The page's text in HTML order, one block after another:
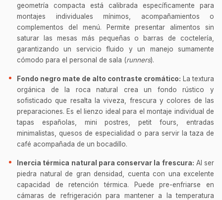
geometría compacta está calibrada específicamente para
montajes individuales mínimos, acompañamientos o
complementos del menú. Permite presentar alimentos sin
saturar las mesas más pequeñas o barras de coctelería,
garantizando un servicio fluido y un manejo sumamente
cómodo para el personal de sala (runners).
Fondo negro mate de alto contraste cromático: La textura
orgánica de la roca natural crea un fondo rústico y
sofisticado que resalta la viveza, frescura y colores de las
preparaciones. Es el lienzo ideal para el montaje individual de
tapas españolas, mini postres, petit fours, entradas
minimalistas, quesos de especialidad o para servir la taza de
café acompañada de un bocadillo.
Inercia térmica natural para conservar la frescura: Al ser
piedra natural de gran densidad, cuenta con una excelente
capacidad de retención térmica. Puede pre-enfriarse en
cámaras de refrigeración para mantener a la temperatura